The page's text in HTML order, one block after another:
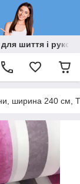
шиття і
ширина 240 см,